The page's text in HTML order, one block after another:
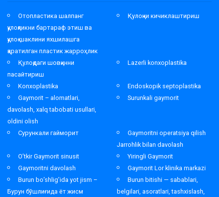
Отопластика шалпанг
қулоқликни бартараф этиш ва
қулоқ шаклини яхшилашга
қаратилган пластик жарроҳлик
Қулоқни кичиклаштириш
Қулоқдаги шовқинни
пасайтириш
Lazerli konxoplastika
Konxoplastika
Endoskopik septoplastika
Gaymorit – alomatlari,
davolash, xalq tabobati usullari,
oldini olish
Surunkali gaymorit
Сурункали гайморит
Gaymoritni operatsiya qilish
Jarrohlik bilan davolash
O’tkir Gaymorit sinusit
Yiringli Gaymorit
Gaymoritni davolash
Gaymorit Lor klinika markazi
Burun bo’shlig’ida yot jism –
Бурун бўшлиғида ёт жисм
Burun bitishi — sabablari,
belgilari, asoratlari, tashxislash,